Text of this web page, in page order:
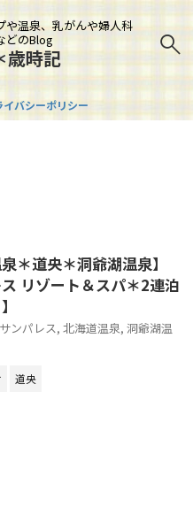
や温泉、乳がんや婦人科
どのBlog
時記
イバシーポリシー
＊道央＊洞爺湖温泉】
リゾート＆スパ＊2連泊
サンパレス, 北海道温泉, 洞爺湖温
道央